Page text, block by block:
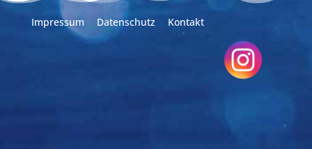
Impressum Datenschutz Kontakt